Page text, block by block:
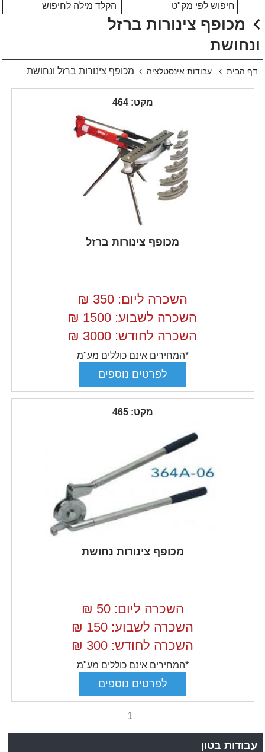
מכופף צינורות ברזל
ונחושת
דף הבית › עבודות אינסטלציה › מכופף צינורות ברזל ונחושת
מקט: 464
מכופף צינורות ברזל
השכרה ליום: 350
₪
השכרה לשבוע: 1500
₪
השכרה לחודש: 3000
₪
*המחירים אינם כוללים מע"מ
מקט: 465
מכופף צינורות נחושת
השכרה ליום: 50
₪
השכרה לשבוע: 150
₪
השכרה לחודש: 300
₪
*המחירים אינם כוללים מע"מ
1
עבודות בטון